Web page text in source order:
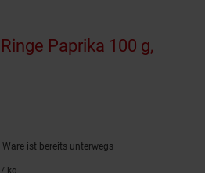
Paprika 100 g,
Ware ist bereits unterwegs
/ kg